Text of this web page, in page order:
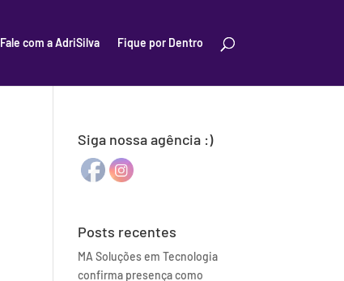
Fale com a AdriSilva Fique por Dentro
Siga nossa agência :)
Posts recentes
MA Soluções em Tecnologia
confirma presença como